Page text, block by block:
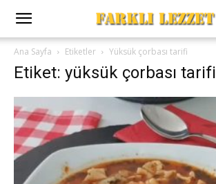
Ana Sayfa Etiketler Yüksük çorbası tarifi
Etiket: yüksük çorbası tarifi